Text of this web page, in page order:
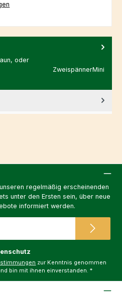
oder
ZweispännerMini
regelmäßig erscheinenden
unter den Ersten sein, über neue
informiert werden.
zur Kenntnis genommen
bin mit ihnen einverstanden. *